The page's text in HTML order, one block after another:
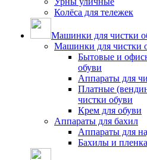
Колёса для тележек
Машинки для чистки
Машинки для чистки
Бытовые и
обуви
Аппараты для
Платные
чистки обуви
Крем для обуви
Аппараты для бахил
Аппараты для
Бахилы и пленка